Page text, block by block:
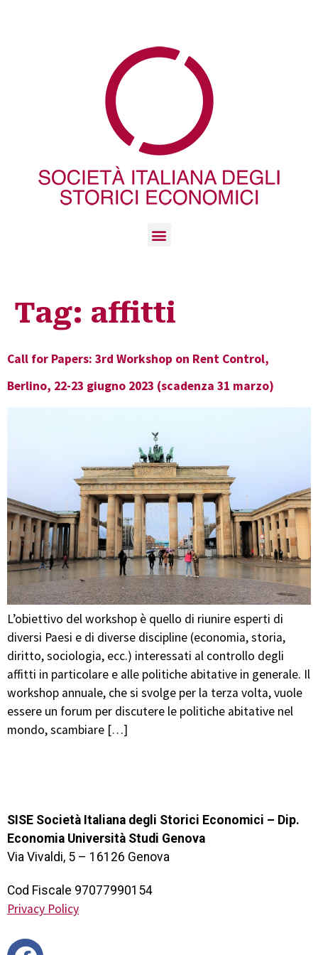
Tag: affitti
Call for Papers: 3rd Workshop on Rent Control,
Berlino, 22-23 giugno 2023 (scadenza 31 marzo)
L’obiettivo del workshop è quello di riunire esperti di
diversi Paesi e di diverse discipline (economia, storia,
diritto, sociologia, ecc.) interessati al controllo degli
affitti in particolare e alle politiche abitative in generale. Il
workshop annuale, che si svolge per la terza volta, vuole
essere un forum per discutere le politiche abitative nel
mondo, scambiare […]
SISE Società Italiana degli Storici Economici – Dip.
Economia Università Studi Genova
Via Vivaldi, 5 – 16126 Genova
Cod Fiscale 97077990154
Privacy Policy